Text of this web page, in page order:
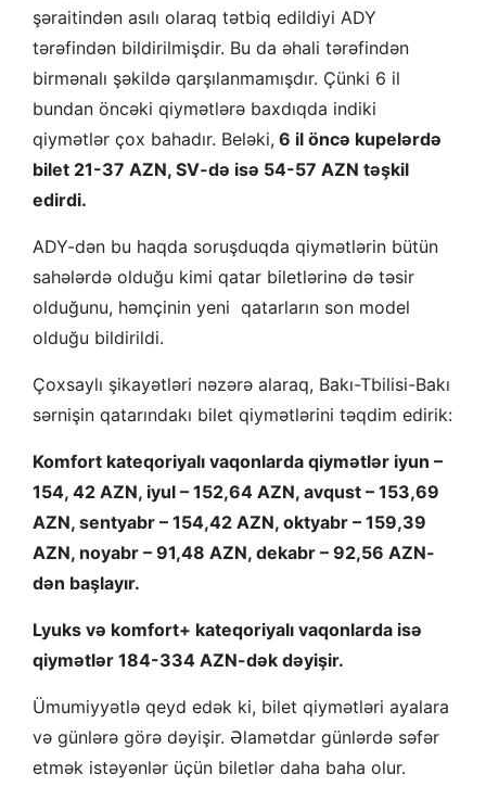
şəraitindən asılı olaraq tətbiq edildiyi ADY
tərəfindən bildirilmişdir. Bu da əhali tərəfindən
birmənalı şəkildə qarşılanmamışdır. Çünki 6 il
bundan öncəki qiymətlərə baxdıqda indiki
qiymətlər çox bahadır. Beləki, 6 il öncə kupelərdə
bilet 21-37 AZN, SV-də isə 54-57 AZN təşkil
edirdi.
ADY-dən bu haqda soruşduqda qiymətlərin bütün
sahələrdə olduğu kimi qatar biletlərinə də təsir
olduğunu, həmçinin yeni qatarların son model
olduğu bildirildi.
Çoxsaylı şikayətləri nəzərə alaraq, Bakı-Tbilisi-Bakı
sərnişin qatarındakı bilet qiymətlərini təqdim edirik:
Komfort kateqoriyalı vaqonlarda qiymətlər iyun –
154, 42 AZN, iyul – 152,64 AZN, avqust – 153,69
AZN, sentyabr – 154,42 AZN, oktyabr – 159,39
AZN, noyabr – 91,48 AZN, dekabr – 92,56 AZN-
dən başlayır.
Lyuks və komfort+ kateqoriyalı vaqonlarda isə
qiymətlər 184-334 AZN-dək dəyişir.
Ümumiyyətlə qeyd edək ki, bilet qiymətləri ayalara
və günlərə görə dəyişir. Əlamətdar günlərdə səfər
etmək istəyənlər üçün biletlər daha baha olur.